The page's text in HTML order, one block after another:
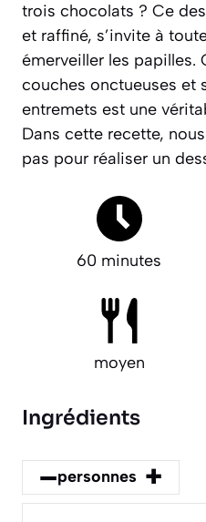
trois chocolats ? Ce
et raffiné, s’invite à
émerveiller les papilles.
couches onctueuses et
entremets est une
Dans cette recette,
pas pour réaliser un
60 minutes
moyen
Ingrédients
–personnes +